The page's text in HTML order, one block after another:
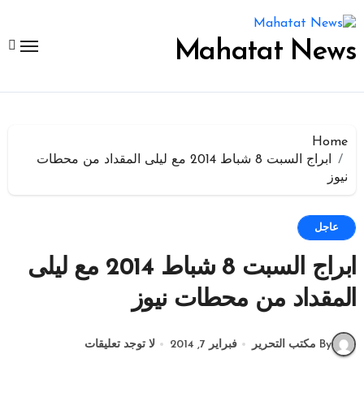
إلى
المحتوى
Mahatat News
Home
ابراج السبت 8 شباط 2014 مع ليلى المقداد من محطات
نيوز
عاجل
ابراج السبت 8 شباط 2014 مع ليلى
المقداد من محطات نيوز
By مكتب التحرير فبراير 7, 2014 لا توجد تعليقات